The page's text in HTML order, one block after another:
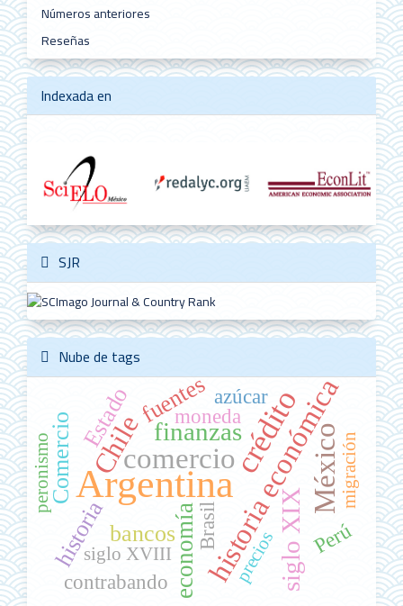
Números anteriores
Reseñas
Indexada en
SJR
Nube de tags
Argentina
crédito
comerciohistoria económica
México
Chile finanzas
siglo XIX
economía
fuentes
Estado
bancos
historia
Comercio moneda
azúcar
Perú
Brasil
contrabando precios
migración
siglo XVIII
peronismo